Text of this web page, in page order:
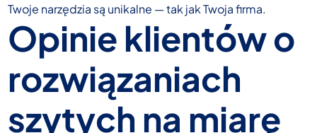
Twoje narzędzia są unikalne — tak jak Twoja firma.
Opinie klientów o
rozwiązaniach
szytych na miarę